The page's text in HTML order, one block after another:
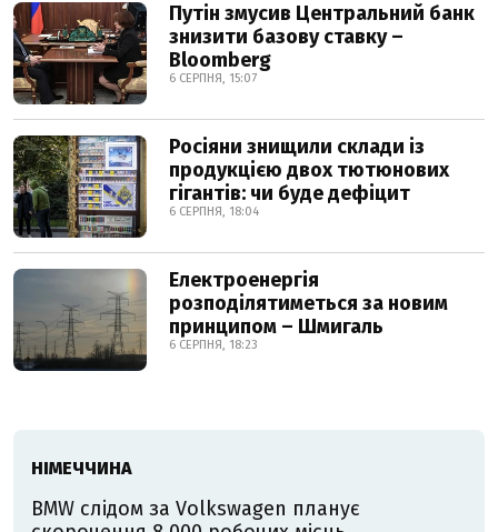
Путін змусив Центральний банк
знизити базову ставку –
Bloomberg
6 СЕРПНЯ, 15:07
Росіяни знищили склади із
продукцією двох тютюнових
гігантів: чи буде дефіцит
6 СЕРПНЯ, 18:04
Електроенергія
розподілятиметься за новим
принципом – Шмигаль
6 СЕРПНЯ, 18:23
НІМЕЧЧИНА
BMW слідом за Volkswagen планує